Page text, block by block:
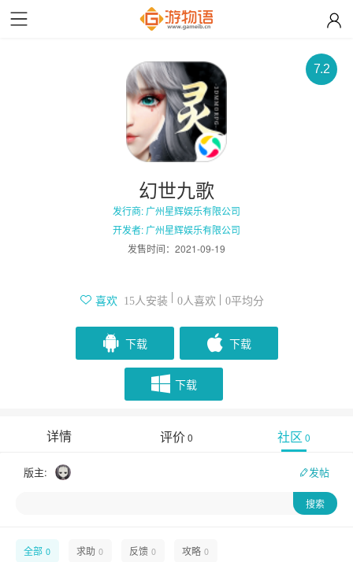
7.2
幻世九歌
发行商: 广州星辉娱乐有限公司
开发者: 广州星辉娱乐有限公司
发售时间： 2021-09-19
喜欢 15人安装 0人喜欢 0平均分
下载 下载
下载
详情 评价0 社区 0
版主: 发帖
全部 0 求助 0 反馈 0 攻略 0